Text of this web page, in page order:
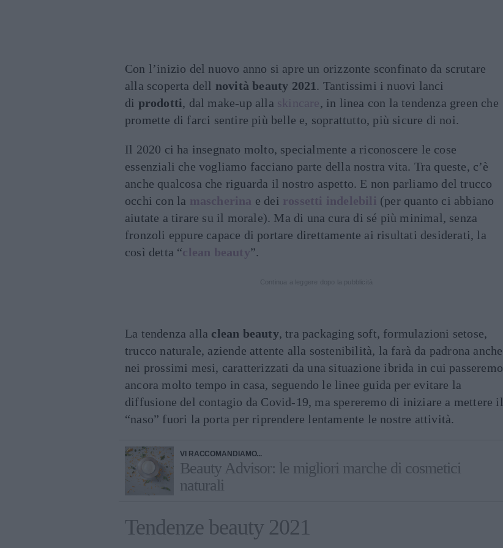
Con l’inizio del nuovo anno si apre un orizzonte sconfinato da scrutare
alla scoperta dell novità beauty 2021. Tantissimi i nuovi lanci
di prodotti, dal make-up alla skincare, in linea con la tendenza green che
promette di farci sentire più belle e, soprattutto, più sicure di noi.
Il 2020 ci ha insegnato molto, specialmente a riconoscere le cose
essenziali che vogliamo facciano parte della nostra vita. Tra queste, c’è
anche qualcosa che riguarda il nostro aspetto. E non parliamo del trucco
occhi con la mascherina e dei rossetti indelebili (per quanto ci abbiano
aiutate a tirare su il morale). Ma di una cura di sé più minimal, senza
fronzoli eppure capace di portare direttamente ai risultati desiderati, la
così detta “clean beauty”.
La tendenza alla clean beauty, tra packaging soft, formulazioni setose,
trucco naturale, aziende attente alla sostenibilità, la farà da padrona anche
nei prossimi mesi, caratterizzati da una situazione ibrida in cui passeremo
ancora molto tempo in casa, seguendo le linee guida per evitare la
diffusione del contagio da Covid-19, ma spereremo di iniziare a mettere il
“naso” fuori la porta per riprendere lentamente le nostre attività.
VI RACCOMANDIAMO...
Beauty Advisor: le migliori marche di cosmetici
naturali
Tendenze beauty 2021